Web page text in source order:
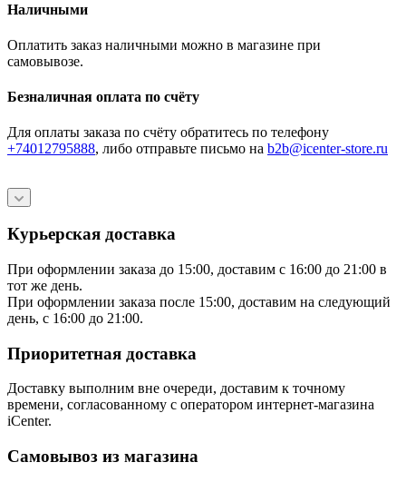
Наличными
Оплатить заказ наличными можно в магазине при
самовывозе.
Безналичная оплата по счёту
Для оплаты заказа по счёту обратитесь по телефону
+74012795888, либо отправьте письмо на b2b@icenter-store.ru
Курьерская доставка
При оформлении заказа до 15:00, доставим с 16:00 до 21:00 в
тот же день.
При оформлении заказа после 15:00, доставим на следующий
день, с 16:00 до 21:00.
Приоритетная доставка
Доставку выполним вне очереди, доставим к точному
времени, согласованному с оператором интернет-магазина
iCenter.
Самовывоз из магазина